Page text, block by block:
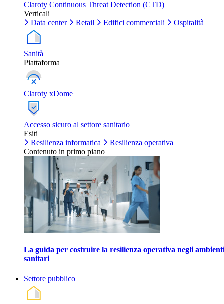
Claroty Continuous Threat Detection (CTD)
Verticali
Data center
Retail Edifici commerciali Ospitalità
Sanità
Piattaforma
Claroty xDome
Accesso sicuro al settore sanitario
Esiti
Resilienza informatica
Resilienza operativa
Contenuto in primo piano
La guida per costruire la resilienza operativa negli
sanitari
Settore pubblico